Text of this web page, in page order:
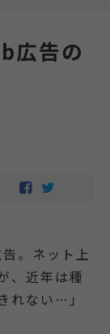
広告の
。ネット上
、近年は種
れない…」